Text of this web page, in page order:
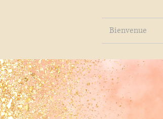
Bienvenue